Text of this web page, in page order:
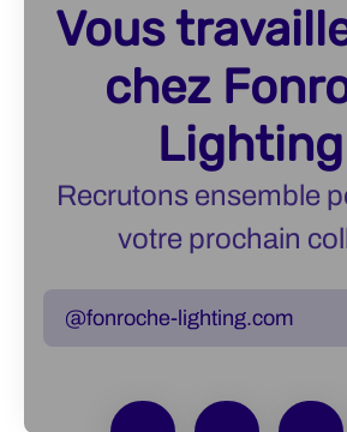
Vous
chez
Recrutons ensemble
votre prochain
@fonroche-lighting.com